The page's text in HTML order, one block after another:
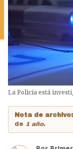
La Policía está
Nota de archivo:
de 1 año.